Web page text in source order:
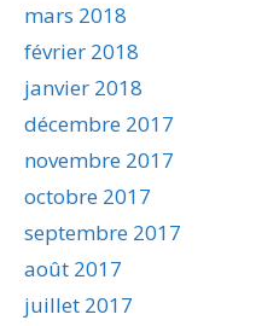
mars 2018
février 2018
janvier 2018
décembre 2017
novembre 2017
octobre 2017
septembre 2017
août 2017
juillet 2017